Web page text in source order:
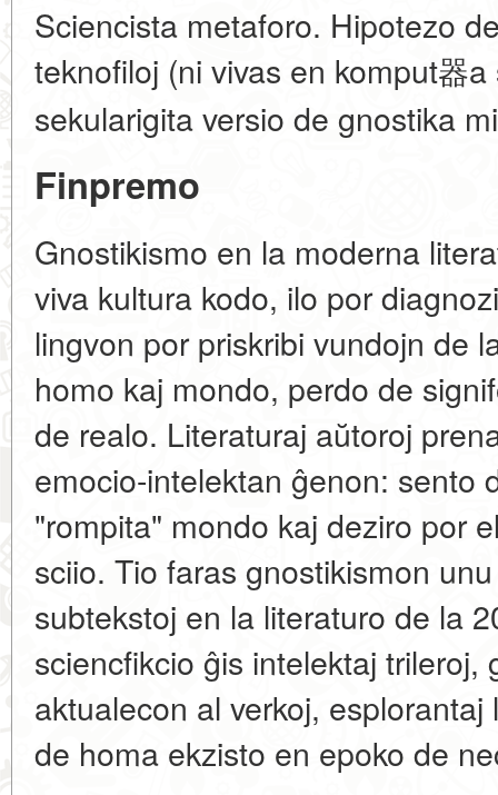
Sciencista metaforo. Hipotezo
teknofiloj (ni vivas en komput器
sekularigita versio de gnostika
Finpremo
Gnostikismo en la moderna
viva kultura kodo, ilo por
lingvon por priskribi vundojn de
homo kaj mondo, perdo de
de realo. Literaturaj aŭtoroj
emocio-intelektan ĝenon: sento
"rompita" mondo kaj deziro por
sciio. Tio faras gnostikismon
subtekstoj en la literaturo de la
sciencfikcio ĝis intelektaj
aktualecon al verkoj,
de homa ekzisto en epoko de